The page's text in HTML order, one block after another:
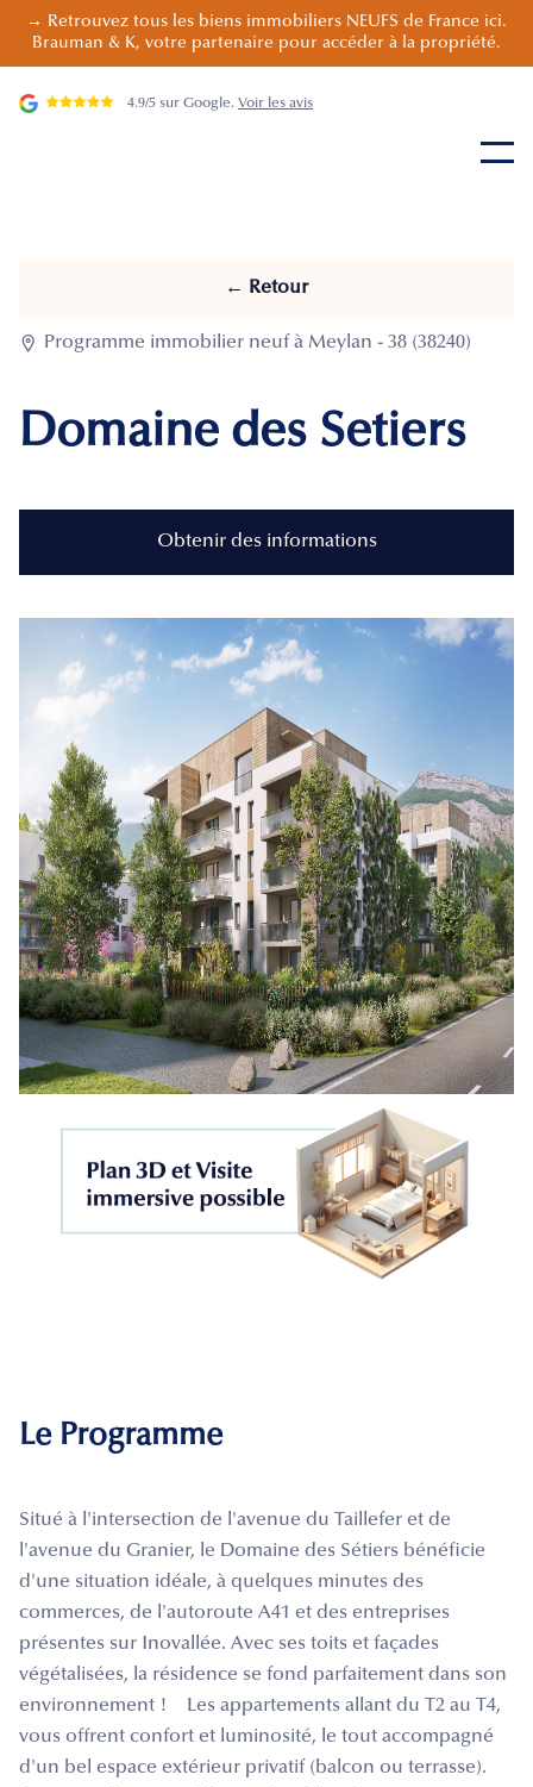
→ Retrouvez tous les biens immobiliers NEUFS de France ici.
Brauman & K, votre partenaire pour accéder à la propriété.
4.9/5 sur Google. Voir les avis
← Retour
 Programme immobilier neuf à Meylan - 38 (38240)
Domaine des Setiers
Obtenir des informations
Le Programme
Situé à l'intersection de l'avenue du Taillefer et de
l'avenue du Granier, le Domaine des Sétiers bénéficie
d'une situation idéale, à quelques minutes des
commerces, de l'autoroute A41 et des entreprises
présentes sur Inovallée. Avec ses toits et façades
végétalisées, la résidence se fond parfaitement dans son
environnement ! Les appartements allant du T2 au T4,
vous offrent confort et luminosité, le tout accompagné
d'un bel espace extérieur privatif (balcon ou terrasse).